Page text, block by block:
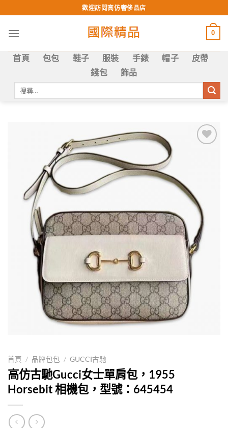
to
content
歡迎訪問高仿奢侈品店
0
首頁 包包 鞋子 服裝 手錶 帽子
皮帶
錢包
飾品
首頁 / 品牌包包 / GUCCI古馳
高仿古馳Gucci女士單肩包，1955
Horsebit 相機包，型號：645454